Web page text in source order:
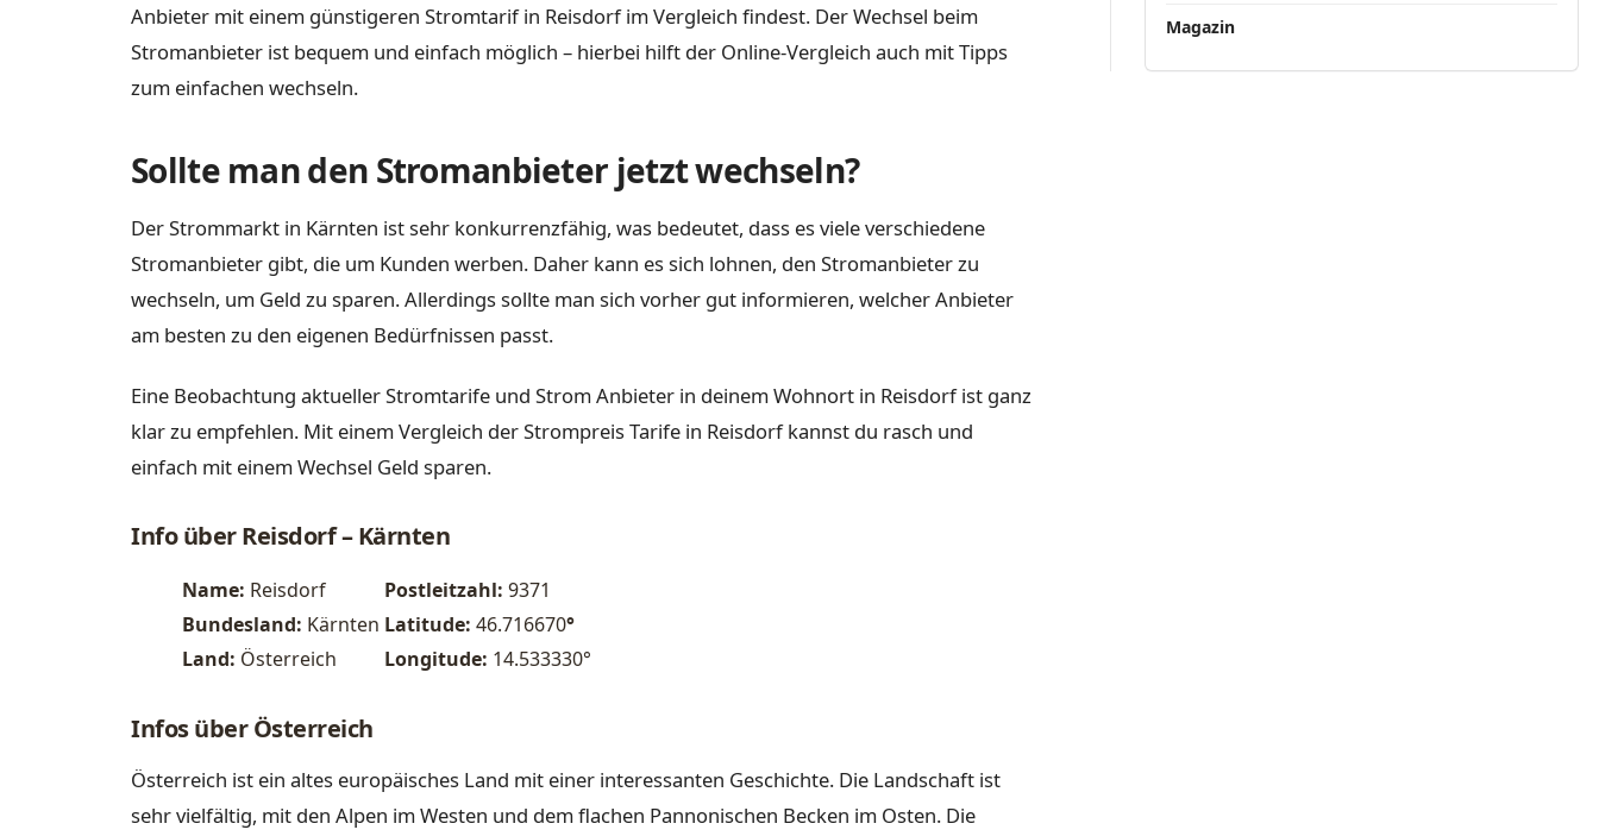
Anbieter mit einem günstigeren Stromtarif in Reisdorf im Vergleich findest. Der Wechsel beim
Stromanbieter ist bequem und einfach möglich – hierbei hilft der Online-Vergleich auch mit Tipps
zum einfachen wechseln.
Sollte man den Stromanbieter jetzt wechseln?
Der Strommarkt in Kärnten ist sehr konkurrenzfähig, was bedeutet, dass es viele verschiedene
Stromanbieter gibt, die um Kunden werben. Daher kann es sich lohnen, den Stromanbieter zu
wechseln, um Geld zu sparen. Allerdings sollte man sich vorher gut informieren, welcher Anbieter
am besten zu den eigenen Bedürfnissen passt.
Eine Beobachtung aktueller Stromtarife und Strom Anbieter in deinem Wohnort in Reisdorf ist ganz
klar zu empfehlen. Mit einem Vergleich der Strompreis Tarife in Reisdorf kannst du rasch und
einfach mit einem Wechsel Geld sparen.
Info über Reisdorf – Kärnten
Name: Reisdorf Postleitzahl: 9371
Bundesland: Kärnten Latitude: 46.716670°
Land: Österreich Longitude: 14.533330°
Infos über Österreich
Österreich ist ein altes europäisches Land mit einer interessanten Geschichte. Die Landschaft ist
sehr vielfältig, mit den Alpen im Westen und dem flachen Pannonischen Becken im Osten. Die
Magazin